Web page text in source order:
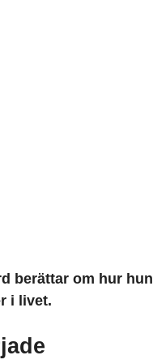
berättar om hur
i livet.